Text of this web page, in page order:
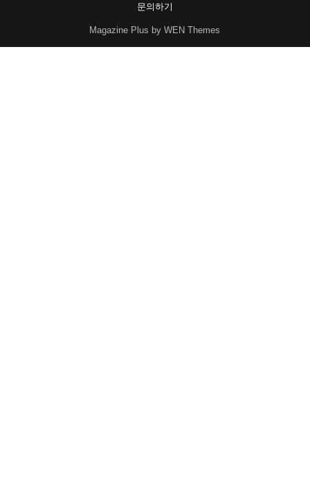
문의하기
Magazine Plus by WEN Themes